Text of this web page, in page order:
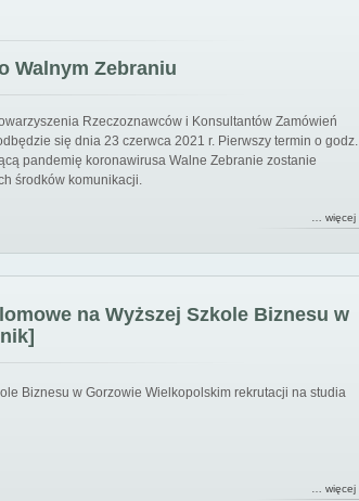
Walnym Zebraniu
Rzeczoznawców i Konsultantów Zamówień
się dnia 23 czerwca 2021 r. Pierwszy termin o godz.
pandemię koronawirusa Walne Zebranie zostanie
środków komunikacji.
… więcej
na Wyższej Szkole Biznesu w
Biznesu w Gorzowie Wielkopolskim rekrutacji na studia
… więcej